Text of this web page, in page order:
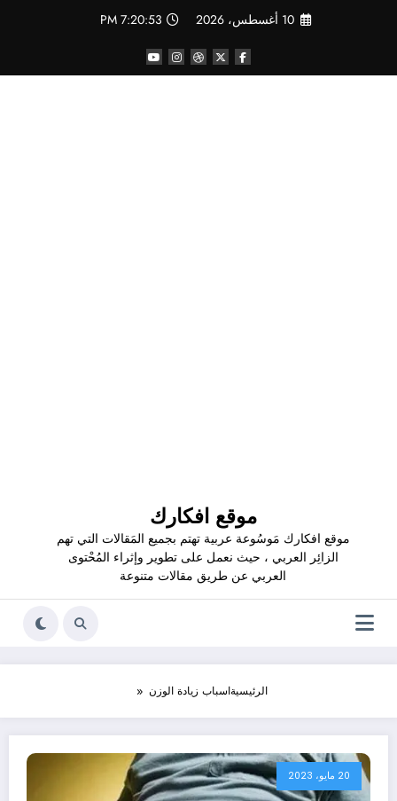
10 أغسطس، 2026 7:20:53 PM
موقع افكارك
موقع افكارك مَوسُوعة عربية تهتم بجميع المَقالات التي تهم
الزائِر العربي ، حيث نعمل على تطوير وإثراء المُحْتوى
العربي عن طريق مقالات متنوعة
الرئيسيةاسباب زيادة الوزن
20 مايو، 2023